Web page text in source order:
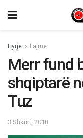
Hyrje Lajme
Merr fund
shqiptarë
Tuz
3 Shkurt, 2018